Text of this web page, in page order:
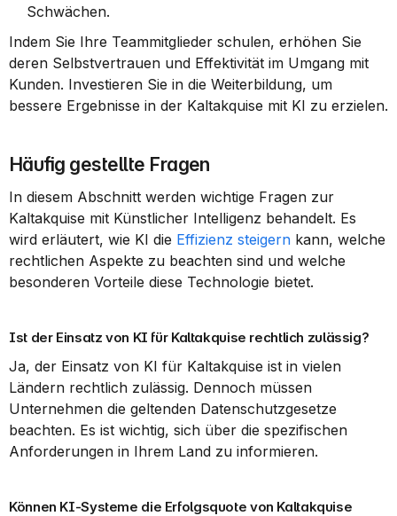
Schwächen.
Indem Sie Ihre Teammitglieder schulen, erhöhen Sie
deren Selbstvertrauen und Effektivität im Umgang mit
Kunden. Investieren Sie in die Weiterbildung, um
bessere Ergebnisse in der Kaltakquise mit KI zu erzielen.
Häufig gestellte Fragen
In diesem Abschnitt werden wichtige Fragen zur
Kaltakquise mit Künstlicher Intelligenz behandelt. Es
wird erläutert, wie KI die Effizienz steigern kann, welche
rechtlichen Aspekte zu beachten sind und welche
besonderen Vorteile diese Technologie bietet.
Ist der Einsatz von KI für Kaltakquise rechtlich zulässig?
Ja, der Einsatz von KI für Kaltakquise ist in vielen
Ländern rechtlich zulässig. Dennoch müssen
Unternehmen die geltenden Datenschutzgesetze
beachten. Es ist wichtig, sich über die spezifischen
Anforderungen in Ihrem Land zu informieren.
Können KI-Systeme die Erfolgsquote von Kaltakquise